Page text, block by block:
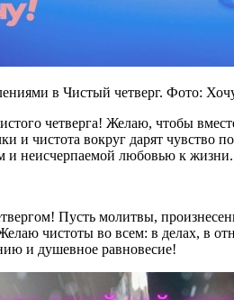
в Чистый четверг. Фото:
четверга! Желаю, чтобы
и чистота вокруг дарят чувство
и неисчерпаемой любовью к жизни.
Пусть молитвы,
чистоты во всем: в делах, в
и душевное равновесие!